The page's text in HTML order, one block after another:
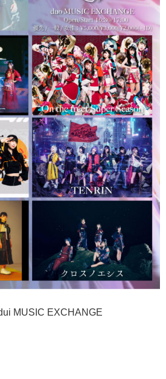
MUSIC EXCHANGE